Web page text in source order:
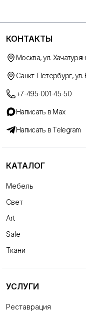
КОНТАКТЫ
Москва, ул.
Санкт-Петербург, ул.
+7-495-001-45-50
Написать в Max
Написать в Telegram
КАТАЛОГ
Мебель
Свет
Art
Sale
Ткани
УСЛУГИ
Реставрация